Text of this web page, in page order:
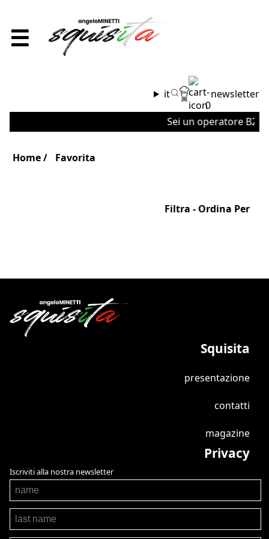
☰
it
0
newsletter
Sei un operatore B2B
Home Favorita
Filtra - Ordina Per
Squisita
presentazione
contatti
magazine
Privacy
Iscriviti alla nostra newsletter